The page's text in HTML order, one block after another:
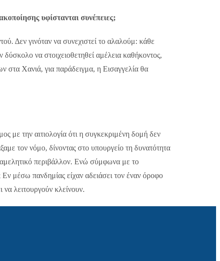
υφίστανται συνέπειες;
Δεν γινόταν να συνεχιστεί το αλαλούμ: κάθε
να στοιχειοθετηθεί αμέλεια καθήκοντος,
στα Χανιά, για παράδειγμα, η Εισαγγελία θα
με την αιτιολογία ότι η συγκεκριμένη δομή δεν
τον νόμο, δίνοντας στο υπουργείο τη δυνατότητα
περιβάλλον. Ενώ σύμφωνα με το
Εν μέσω πανδημίας είχαν αδειάσει τον έναν όροφο
να λειτουργούν κλείνουν.